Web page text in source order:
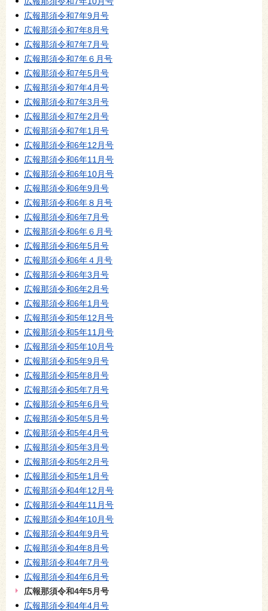
広報那須令和7年9月号
広報那須令和7年8月号
広報那須令和7年7月号
広報那須令和7年６月号
広報那須令和7年5月号
広報那須令和7年4月号
広報那須令和7年3月号
広報那須令和7年2月号
広報那須令和7年1月号
広報那須令和6年12月号
広報那須令和6年11月号
広報那須令和6年10月号
広報那須令和6年9月号
広報那須令和6年８月号
広報那須令和6年7月号
広報那須令和6年６月号
広報那須令和6年5月号
広報那須令和6年４月号
広報那須令和6年3月号
広報那須令和6年2月号
広報那須令和6年1月号
広報那須令和5年12月号
広報那須令和5年11月号
広報那須令和5年10月号
広報那須令和5年9月号
広報那須令和5年8月号
広報那須令和5年7月号
広報那須令和5年6月号
広報那須令和5年5月号
広報那須令和5年4月号
広報那須令和5年3月号
広報那須令和5年2月号
広報那須令和5年1月号
広報那須令和4年12月号
広報那須令和4年11月号
広報那須令和4年10月号
広報那須令和4年9月号
広報那須令和4年8月号
広報那須令和4年7月号
広報那須令和4年6月号
広報那須令和4年5月号
広報那須令和4年4月号